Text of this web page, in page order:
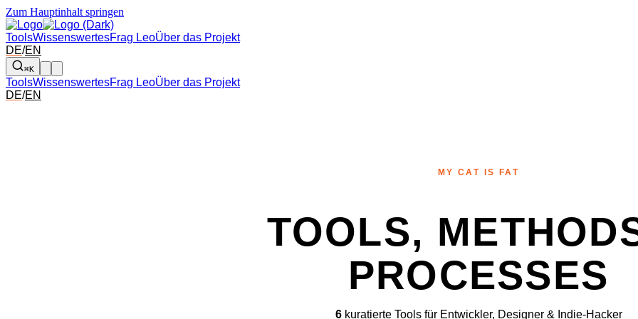
Zum Hauptinhalt springen
ToolsWissenswertesFrag LeoÜber das Projekt
DE/EN
⌘K
ToolsWissenswertesFrag LeoÜber das Projekt
DE/EN
MY CAT IS FAT
TOOLS,
PROCESSES
6kuratierte Tools für Entwickler, Designer & Indie-Hacker